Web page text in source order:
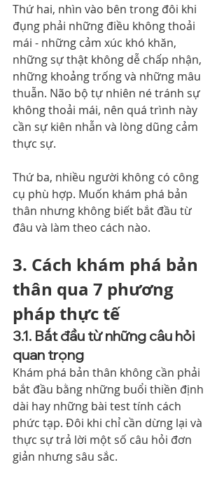
Thứ hai, nhìn vào bên trong đôi khi
đụng phải những điều không thoải
mái - những cảm xúc khó khăn,
những sự thật không dễ chấp nhận,
những khoảng trống và những mâu
thuẫn. Não bộ tự nhiên né tránh sự
không thoải mái, nên quá trình này
cần sự kiên nhẫn và lòng dũng cảm
thực sự.
Thứ ba, nhiều người không có công
cụ phù hợp. Muốn khám phá bản
thân nhưng không biết bắt đầu từ
đâu và làm theo cách nào.
3. Cách khám phá bản
thân qua 7 phương
pháp thực tế
3.1. Bắt đầu từ những câu hỏi
quan trọng
Khám phá bản thân không cần phải
bắt đầu bằng những buổi thiền định
dài hay những bài test tính cách
phức tạp. Đôi khi chỉ cần dừng lại và
thực sự trả lời một số câu hỏi đơn
giản nhưng sâu sắc.